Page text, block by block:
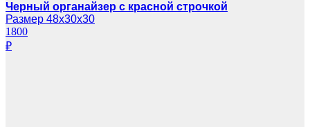
Черный органайзер с красной строчкой
Размер 48х30х30
1800
₽